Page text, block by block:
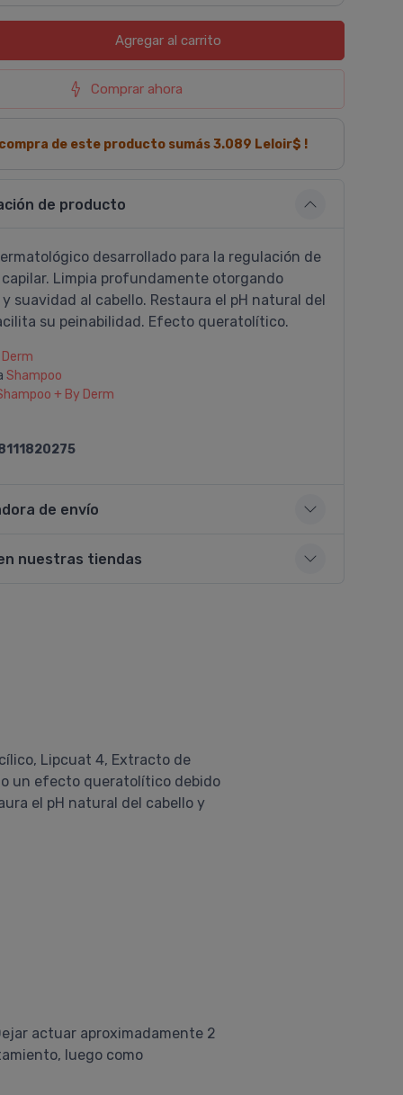
Agregaral carrito
Comprar ahora
compra de este producto sumás3.089 Leloir$ !
de producto
desarrollado para la regulación de
capilar. Limpia profundamente otorgando
suavidad al cabello. Restaura el pH natural del
su peinabilidad. Efecto queratolí­tico.
Derm
Shampoo
+ By Derm
de envío
nuestras tiendas
Lipcuat 4, Extracto de
un efecto queratolítico debido
el pH natural del cabello y
actuar aproximadamente 2
luego como